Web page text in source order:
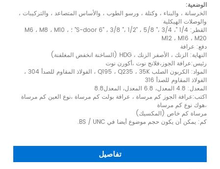
الوضعية:
الخرسانة ، والبناء ، وكتلة ، ورسو الطوب ، والأساس المتصاعد ، والتركيبات ،
والوصلات الهيكلية
القطر: 1/4 "، S-door 6" ، 3/8 "، 1/2" ، 5/8 "، 3/4" ؛ M6 ، M8 ، M10 ،
M12 ، M16 ، M20
دفع: عرافة
النهاية: الزنك ، الأصفر الزنك ، HDG (الساخنة انخفض المغلفنة)
رئيس:عرافة الجوز،فلانج نوت ،أكورن نوت
المواد: الكربون الصلب Q195 ، Q235 ، 35K ، الفولاذ المقاوم للصدأ 304 ،
الفولاذ المقاوم للصدأ 316
المعدل: 4.8 المعدل، 6.8 المعدل، المعدل8.8
اكتب:عرافة الجوز كم مرساة ، عرافة بولت كم مرساة ،نوع العين كم مرساة
،هوك نوع كم مرساة
مرساة كم خاص (المكسيك)
كم: يمكن أن يكون حجم موضوع أيضا في BS / UNC.
تفاصيل